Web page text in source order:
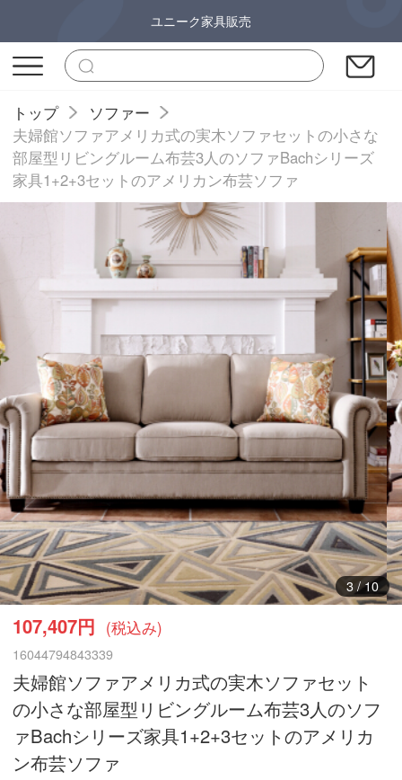
ユニーク家具販売
トップ
ソファー
夫婦館ソファアメリカ式の実木ソファセットの小さな
部屋型リビングルーム布芸3人のソファBachシリーズ
家具1+2+3セットのアメリカン布芸ソファ
3/10
107,407円 (税込み)
16044794843339
夫婦館ソファアメリカ式の実木ソファセット
の小さな部屋型リビングルーム布芸3人のソフ
ァBachシリーズ家具1+2+3セットのアメリカ
ン布芸ソファ